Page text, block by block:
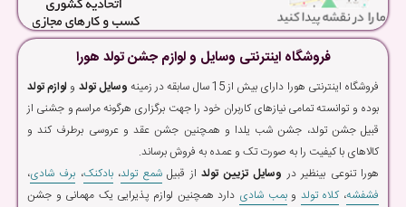
فروشگاه اینترنتی وسایل و لوازم جشن تولد هورا
فروشگاه اینترنتی هورا دارای بیش از 15 سال سابقه در زمینه وسایل تولد و لوازم تولد
بوده و توانسته تمامی نیازهای کاربران خود را جهت برگزاری هرگونه مراسم و جشنی از
قبیل جشن تولد، جشن شب یلدا و همچنین جشن عقد و عروسی برطرف کند و
کالاهای با کیفیت را به صورت تک و عمده به فروش برساند.
هورا تنوعی بینظیر در وسایل تزیین تولداز قبیلشمع تولد،بادکنک، برف شادی،
فشفشه،کلاه تولد وبمب شادی دارد همچنین لوازم پذیرایی یک مهمانی و جشن